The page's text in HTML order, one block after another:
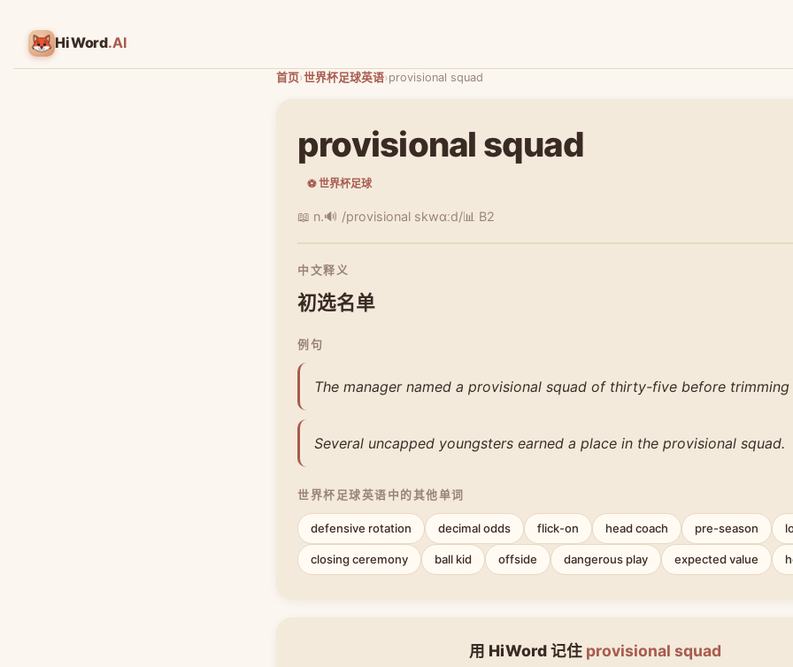
HiWord.AI
首页›世界杯足球英语›provisional squad
provisional squad
⚽ 世界杯足球
📖 n.🔊 /provisional skwɑːd/📊 B2
中文释义
初选名单
例句
The manager named a provisional squad of thirty-five before
Several uncapped youngsters earned a place in the provisional squad.
世界杯足球英语中的其他单词
defensive rotation decimal odds flick-on head coach pre-season
closing ceremony ball kid offside dangerous play expected value
用 HiWord 记住 provisional squad